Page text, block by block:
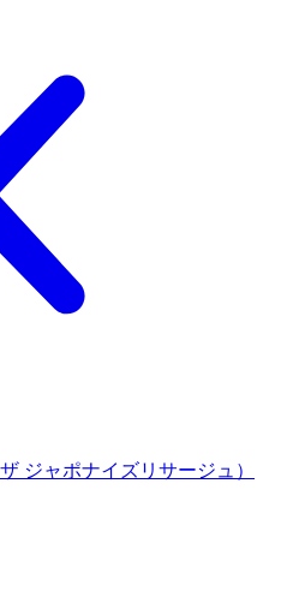
ジャポナイズリサージュ）